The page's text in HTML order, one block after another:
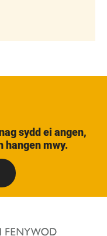
sydd ei angen,
hangen mwy.